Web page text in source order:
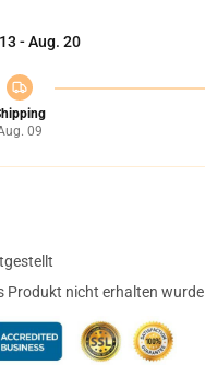
- Aug. 20
09
Produkt nicht erhalten wurde